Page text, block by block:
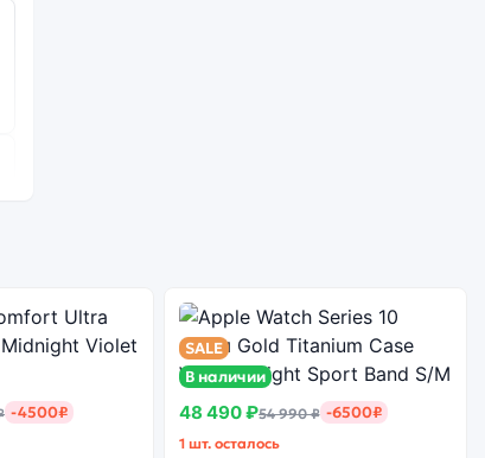
-4500₽
SALE
В наличии
48 490 ₽54 990 ₽ -6500₽
1 шт. осталось